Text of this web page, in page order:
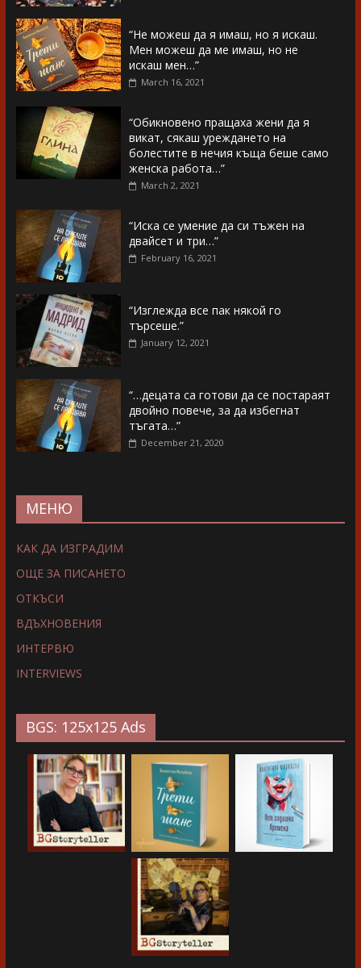
“Не можеш да я имаш, но я искаш.
Мен можеш да ме имаш, но не
искаш мен…”
March 16, 2021
“Обикновено пращаха жени да я
викат, сякаш уреждането на
болестите в нечия къща беше само
женска работа…”
March 2, 2021
“Иска се умение да си тъжен на
двайсет и три…”
February 16, 2021
“Изглежда все пак някой го
търсеше.”
January 12, 2021
“…децата са готови да се постараят
двойно повече, за да избегнат
тъгата…”
December 21, 2020
МЕНЮ
КАК ДА ИЗГРАДИМ
ОЩЕ ЗА ПИСАНЕТО
ОТКЪСИ
ВДЪХНОВЕНИЯ
ИНТЕРВЮ
INTERVIEWS
BGS: 125x125 Ads